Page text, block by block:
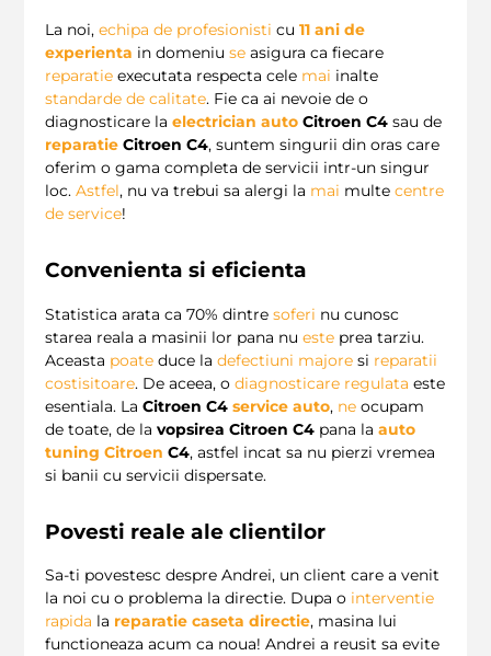
La noi, echipa de profesionisti cu 11 ani de
experienta in domeniu se asigura ca fiecare
reparatie executata respecta cele mai inalte
standarde de calitate. Fie ca ai nevoie de o
diagnosticare la electrician auto Citroen C4 sau de
reparatie Citroen C4, suntem singurii din oras care
oferim o gama completa de servicii intr-un singur
loc. Astfel, nu va trebui sa alergi la mai multe centre
de service!
Convenienta si eficienta
Statistica arata ca 70% dintre soferi nu cunosc
starea reala a masinii lor pana nu este prea tarziu.
Aceasta poate duce la defectiuni majore si reparatii
costisitoare. De aceea, o diagnosticare regulata este
esentiala. La Citroen C4 service auto, ne ocupam
de toate, de la vopsirea Citroen C4 pana la auto
tuning Citroen C4, astfel incat sa nu pierzi vremea
si banii cu servicii dispersate.
Povesti reale ale clientilor
Sa-ti povestesc despre Andrei, un client care a venit
la noi cu o problema la directie. Dupa o interventie
rapida la reparatie caseta directie, masina lui
functioneaza acum ca noua! Andrei a reusit sa evite